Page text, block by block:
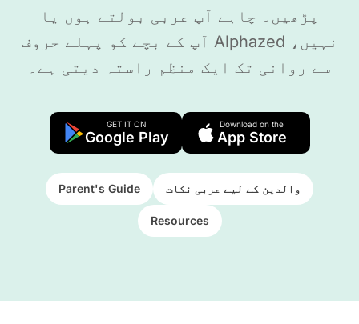
پڑھیں۔ چاہے آپ عربی بولتے ہوں یا
نہیں، Alphazed آپ کے بچے کو پہلے حروف
سے روانی تک ایک منظم راستہ دیتی ہے۔
Download on the
App Store
GET IT ON
Google Play
والدین کے لیے عربی نکات Parent's Guide
Resources